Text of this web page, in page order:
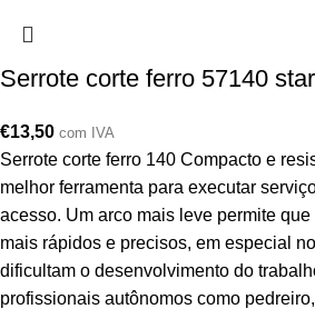
Serrote corte ferro 57140
€13,50 com IVA
Serrote corte ferro 140 Compacto e
melhor ferramenta para executar
acesso. Um arco mais leve permite
mais rápidos e precisos, em especial
dificultam o desenvolvimento do
profissionais autônomos como